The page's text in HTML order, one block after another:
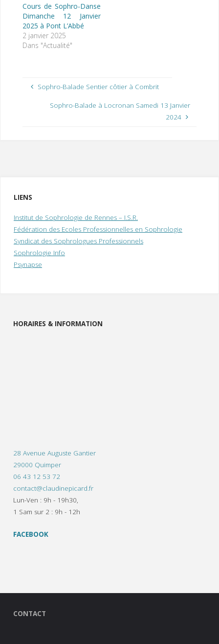
Cours de Sophro-Danse
Dimanche 12 Janvier
2025 à Pont L’Abbé
2 janvier 2025
Dans "Actualité"
Sophro-Balade Sentier côtier à Combrit
Sophro-Balade à Locronan Samedi 13 Janvier
2024
LIENS
Institut de Sophrologie de Rennes – I.S.R.
Fédération des Ecoles Professionnelles en Sophrologie
Syndicat des Sophrologues Professionnels
Sophrologie Info
Psynapse
HORAIRES & INFORMATION
28 Avenue Auguste Gantier
29000 Quimper
06 43 12 53 72
contact@claudinepicard.fr
Lun-Ven : 9h - 19h30,
1 Sam sur 2 : 9h - 12h
FACEBOOK
CONTACT